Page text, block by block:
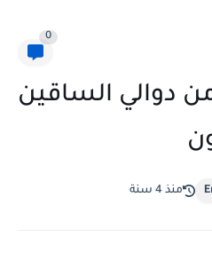
0
دوالي الساقين
منذ 4 سنة